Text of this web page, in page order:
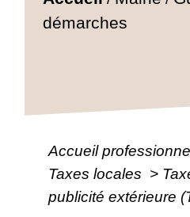
démarches
Accueil
Taxes locales >
publicité extérieure